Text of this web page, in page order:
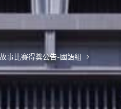
事比賽得獎公告-國語組